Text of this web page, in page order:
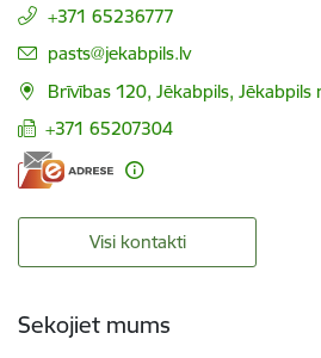
+371 65236777
E-pasts:
pasts@jekabpils.lv
Brīvības 120, Jēkabpils, Jēkabpils
+371 65207304
Visi kontakti
Sekojiet mums